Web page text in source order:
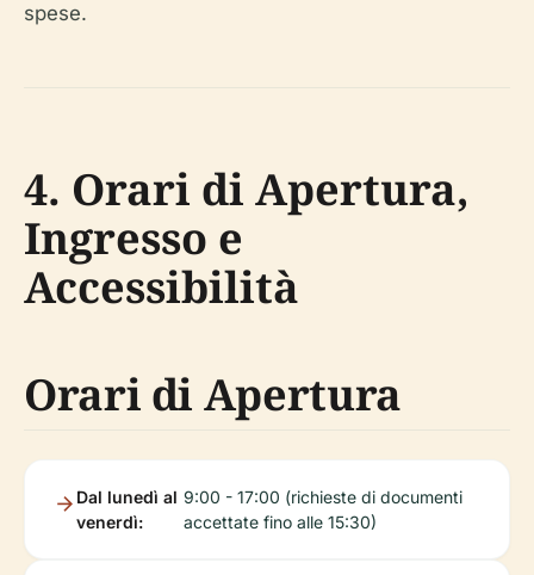
spese.
4. Orari di Apertura,
Ingresso e
Accessibilità
Orari di Apertura
Dal lunedì al
venerdì:
9:00 - 17:00 (richieste di documenti
accettate fino alle 15:30)